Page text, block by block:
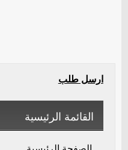
ارسل طلب
القائمة الرئيسية